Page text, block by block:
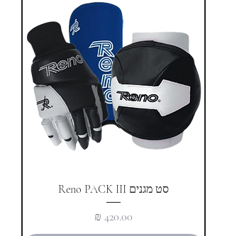
סט מגנים Reno PACK III
מחיר